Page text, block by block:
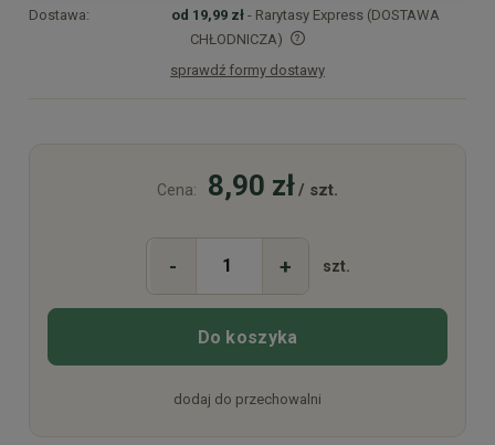
Dostawa: od 19,99 zł - Rarytasy Express (DOSTAWA
CHŁODNICZA)
Cena nie zawiera ewentualnych kosztów płatności
sprawdź formy dostawy
Cena: 8,90 zł/ szt.
- + szt.
Do koszyka
dodaj do przechowalni